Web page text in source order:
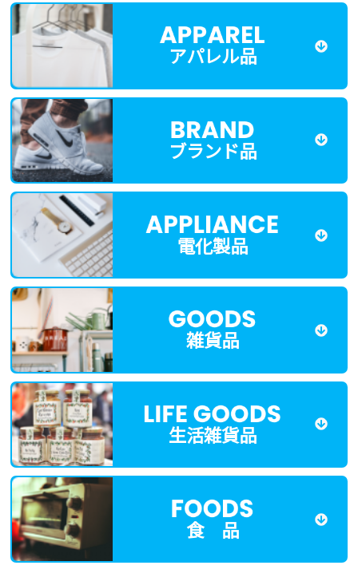
アパレル品
ブランド品
電化製品
雑貨品
生活雑貨品
食 品